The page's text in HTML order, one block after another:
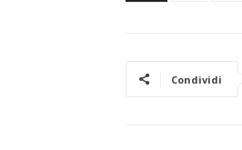
Condividi